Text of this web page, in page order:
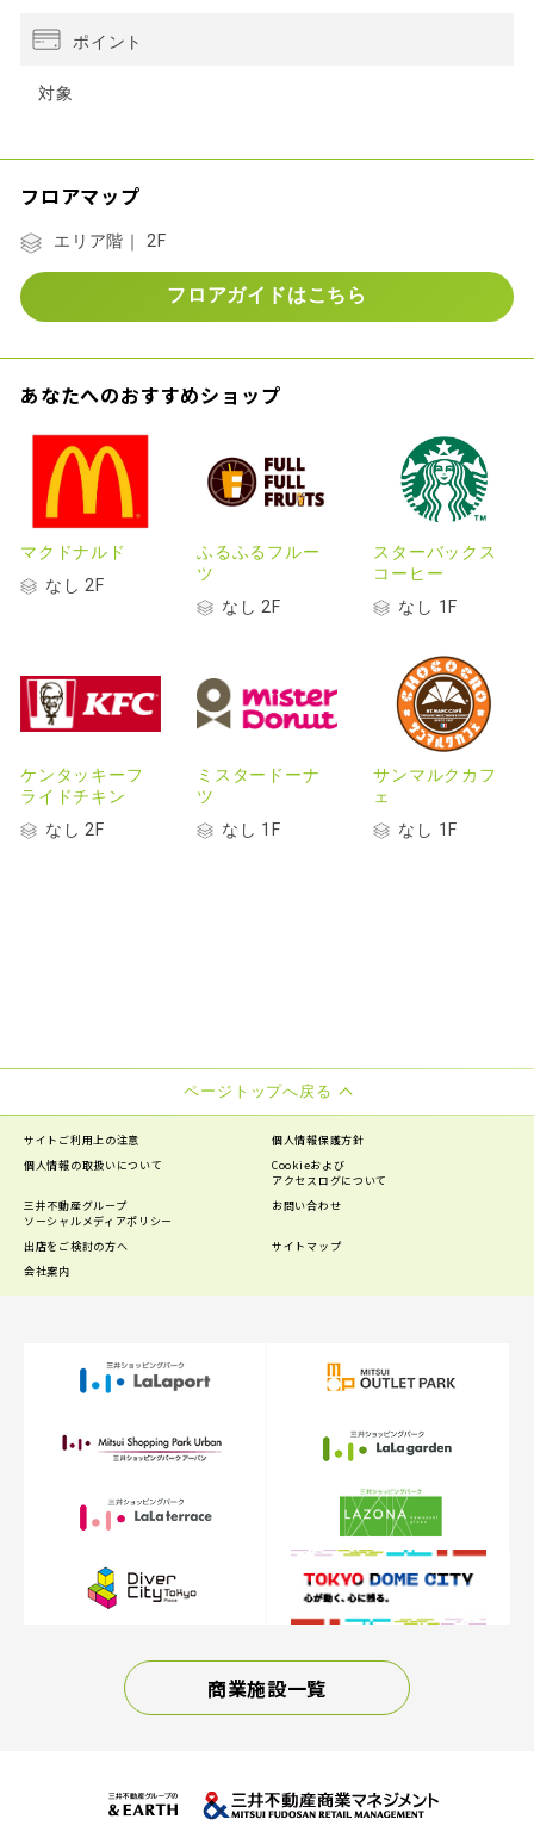
ポイント
対象
フロアマップ
エリア階｜ 2F
フロアガイドはこちら
あなたへのおすすめショップ
マクドナルド
なし 2F
ふるふるフルー
ツ
なし 2F
スターバックス
コーヒー
なし 1F
ケンタッキーフ
ライドチキン
なし 2F
ミスタードーナ
ツ
なし 1F
サンマルクカフ
ェ
なし 1F
ページトップへ戻る
サイトご利用上の注意
個人情報保護方針
個人情報の取扱いについて
Cookieおよび
アクセスログについて
三井不動産グループ
ソーシャルメディアポリシー
お問い合わせ
出店をご検討の方へ
サイトマップ
会社案内
商業施設一覧